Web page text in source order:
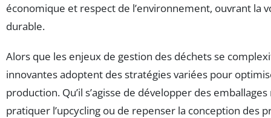
économique et respect de l’environnement, ouvrant la
durable.
Alors que les enjeux de gestion des déchets se
innovantes adoptent des stratégies variées pour
production. Qu’il s’agisse de développer des
pratiquer l’upcycling ou de repenser la conception des